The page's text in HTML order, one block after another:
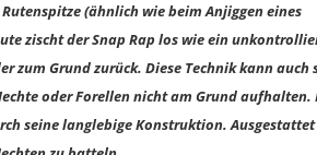
(ähnlich wie beim Anjiggen eines
zischt der Snap Rap los wie ein
Grund zurück. Diese Technik kann auch
oder Forellen nicht am Grund aufhalten.
seine langlebige Konstruktion.